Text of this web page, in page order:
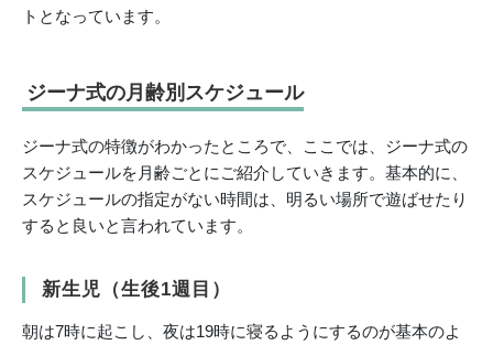
トとなっています。
ジーナ式の月齢別スケジュール
ジーナ式の特徴がわかったところで、ここでは、ジーナ式の
スケジュールを月齢ごとにご紹介していきます。基本的に、
スケジュールの指定がない時間は、明るい場所で遊ばせたり
すると良いと言われています。
新生児（生後1週目）
朝は7時に起こし、夜は19時に寝るようにするのが基本のよ